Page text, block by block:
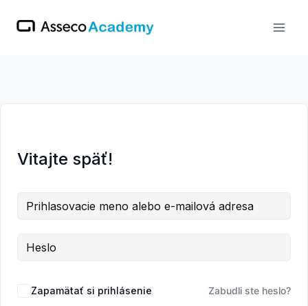
Vitajte späť!
Zapamätať si prihlásenie Zabudli ste heslo?